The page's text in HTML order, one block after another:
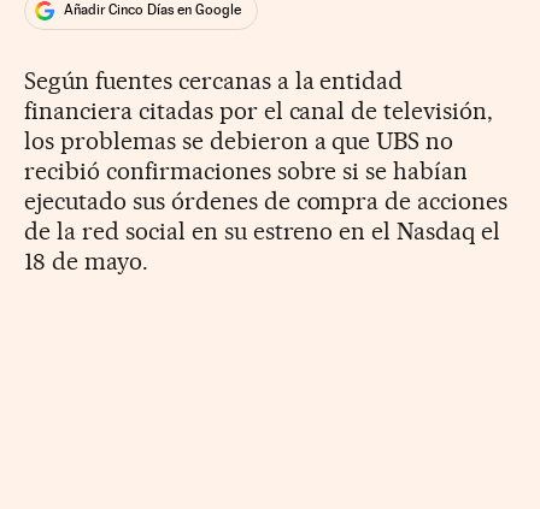
Añadir Cinco Días en Google
Según fuentes cercanas a la entidad
financiera citadas por el canal de televisión,
los problemas se debieron a que UBS no
recibió confirmaciones sobre si se habían
ejecutado sus órdenes de compra de acciones
de la red social en su estreno en el Nasdaq el
18 de mayo.